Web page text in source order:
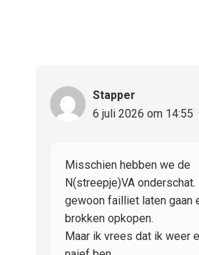
Stapper
6 juli 2026 om 14:55
Misschien hebben we de
N(streepje)VA onderschat.
gewoon failliet laten gaan
brokken opkopen.
Maar ik vrees dat ik weer